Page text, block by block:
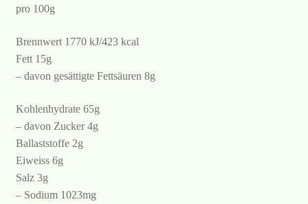
pro 100g
Brennwert 1770 kJ/423 kcal
Fett 15g
– davon gesättigte Fettsäuren 8g
Kohlenhydrate 65g
– davon Zucker 4g
Ballaststoffe 2g
Eiweiss 6g
Salz 3g
– Sodium 1023mg